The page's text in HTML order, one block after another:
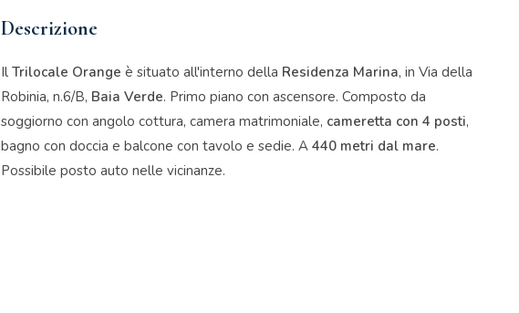
Descrizione
IlTrilocale Orange è situato all'interno della Residenza Marina, in Via della
Robinia, n.6/B, Baia Verde. Primo piano con ascensore. Composto da
soggiorno con angolo cottura, camera matrimoniale, cameretta con 4 posti,
bagno con doccia e balcone con tavolo e sedie. A440 metri dal mare.
Possibile posto auto nelle vicinanze.